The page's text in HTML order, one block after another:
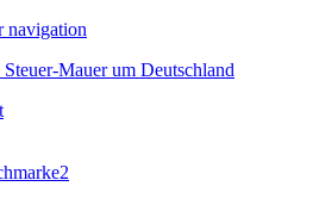
Mauer um Deutschland